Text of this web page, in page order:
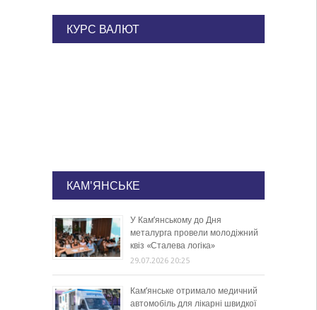
КУРС ВАЛЮТ
КАМ'ЯНСЬКЕ
У Кам’янському до Дня
металурга провели молодіжний
квіз «Сталева логіка»
29.07.2026 20:25
Кам’янське отримало медичний
автомобіль для лікарні швидкої